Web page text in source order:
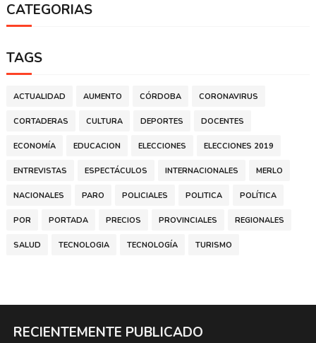
CATEGORIAS
TAGS
ACTUALIDAD AUMENTO CÓRDOBA CORONAVIRUS
CORTADERAS CULTURA DEPORTES DOCENTES
ECONOMÍA EDUCACION ELECCIONES ELECCIONES 2019
ENTREVISTAS ESPECTÁCULOS INTERNACIONALES MERLO
NACIONALES PARO POLICIALES POLITICA POLÍTICA
POR PORTADA PRECIOS PROVINCIALES REGIONALES
SALUD TECNOLOGIA TECNOLOGÍA TURISMO
RECIENTEMENTE PUBLICADO